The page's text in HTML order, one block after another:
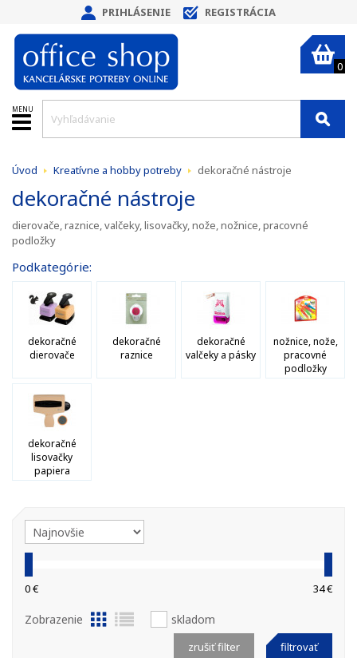
PRIHLÁSENIE REGISTRÁCIA
0
MENU
Úvod Kreatívne a hobby potreby dekoračné nástroje
dekoračné nástroje
dierovače, raznice, valčeky, lisovačky, nože, nožnice, pracovné
podložky
Podkategórie:
dekoračné
dierovače
dekoračné
raznice
dekoračné
valčeky a pásky
nožnice, nože,
pracovné
podložky
dekoračné
lisovačky
papiera
0 € 34 €
Zobrazenie skladom
filtrovať
zrušiť filter